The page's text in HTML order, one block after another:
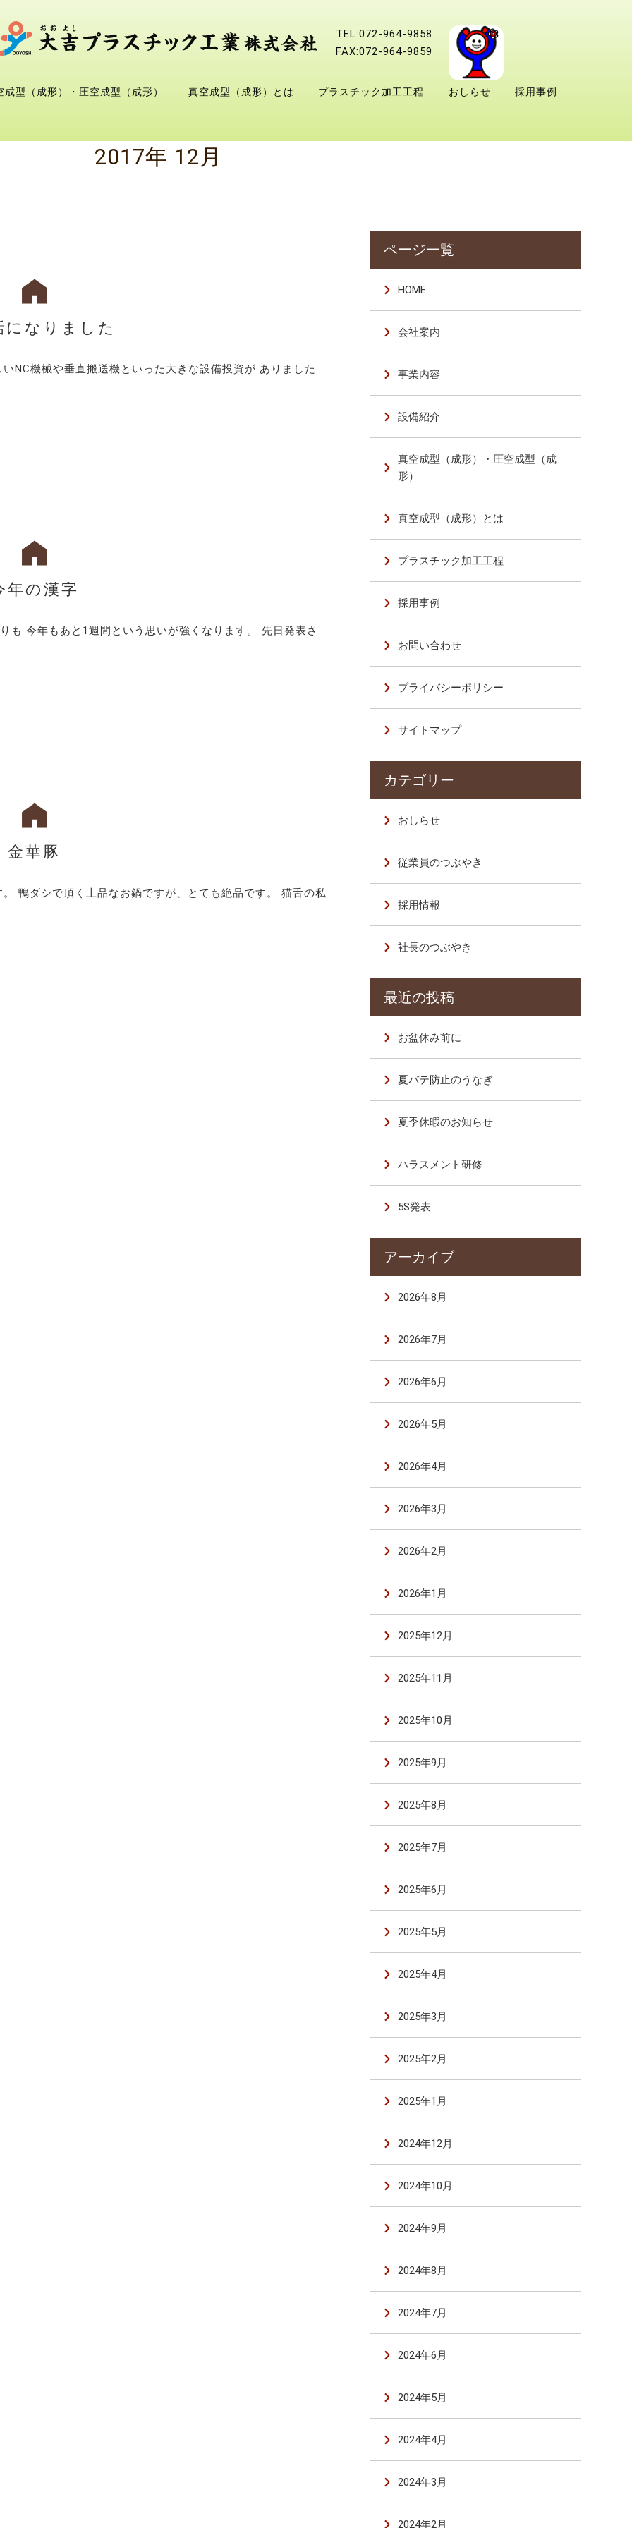
TEL:072-964-9858
FAX:072-964-9859
成型（成形）・圧空成型（成形） 真空成型（成形）とは プラスチック加工工程 おしらせ 採用事例
2017年 12月
になりました
NC機械や垂直搬送機といった大きな設備投資が ありました
年の漢字
も 今年もあと1週間という思いが強くなります。 先日発表さ
金華豚
鴨ダシで頂く上品なお鍋ですが、とても絶品です。 猫舌の私
HOME
会社案内
事業内容
設備紹介
真空成型（成形）・圧空成型（成
形）
真空成型（成形）とは
プラスチック加工工程
採用事例
お問い合わせ
プライバシーポリシー
サイトマップ
おしらせ
従業員のつぶやき
採用情報
社長のつぶやき
お盆休み前に
夏バテ防止のうなぎ
夏季休暇のお知らせ
ハラスメント研修
5S発表
2026年8月
2026年7月
2026年6月
2026年5月
2026年4月
2026年3月
2026年2月
2026年1月
2025年12月
2025年11月
2025年10月
2025年9月
2025年8月
2025年7月
2025年6月
2025年5月
2025年4月
2025年3月
2025年2月
2025年1月
2024年12月
2024年10月
2024年9月
2024年8月
2024年7月
2024年6月
2024年5月
2024年4月
2024年3月
2024年2月